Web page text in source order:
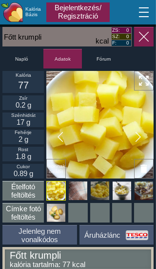
Kalória
Bázis
Bejelentkezés/
Regisztráció
MA
kcal
Főtt krumpli
ZS:
0
SZ:
0
F:
0
Napló Adatok Fórum
Ikonnak
beállít
Kalória
77
Zsír
0.2 g
Szénhidrát
17 g
Fehérje
2 g
Rost
1.8 g
Cukor
0.89 g
Ételfotó
feltöltés
Címke fotó
feltöltés
Jelenleg nem
vonalkódos
Áruházlánc
Főtt krumpli
kalória tartalma: 77 kcal